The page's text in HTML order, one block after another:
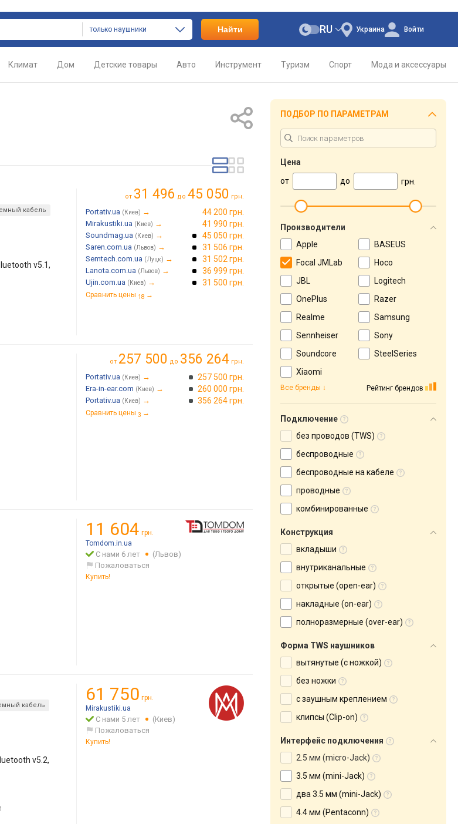
только наушники Найти Украина
RU Войти
Климат Дом Детские товары Авто Инструмент Туризм Спорт Мода и аксессуары
кабель
v5.1,
от 31 496 до 45 050 грн.
Portativ.ua (Киев) → 44 200 грн.
Mirakustiki.ua (Киев) → 41 990 грн.
Soundmag.ua (Киев) → 45 050 грн.
Saren.com.ua (Львов) → 31 506 грн.
Semtech.com.ua (Луцк) → 31 502 грн.
Lanota.com.ua (Львов) → 36 999 грн.
Ujin.com.ua (Киев) → 31 500 грн.
Сравнить цены 18 →
от 257 500 до 356 264 грн.
Portativ.ua (Киев) → 257 500 грн.
Era-in-ear.com (Киев) → 260 000 грн.
Portativ.ua (Киев) → 356 264 грн.
Сравнить цены 3 →
11 604 грн.
Tomdom.in.ua
С нами 6 лет
(Львов)
Пожаловаться
Купить!
кабель
v5.2,
1
61 750 грн.
Mirakustiki.ua
С нами 5 лет
(Киев)
Пожаловаться
Купить!
ПОДБОР ПО ПАРАМЕТРАМ
Цена
от
до грн.
Производители
Apple
BASEUS
Focal JMLab
Hoco
JBL
Logitech
OnePlus
Razer
Realme
Samsung
Sennheiser
Sony
Soundcore
SteelSeries
Xiaomi
Рейтинг брендов
Все бренды
Подключение
без проводов (TWS)
беспроводные
беспроводные на кабеле
проводные
комбинированные
Конструкция
вкладыши
внутриканальные
открытые (open-ear)
накладные (on-ear)
полноразмерные (over-ear)
Форма TWS наушников
вытянутые (с ножкой)
без ножки
с заушным креплением
клипсы (Clip-on)
Интерфейс подключения
2.5 мм (micro-Jack)
3.5 мм (mini-Jack)
два 3.5 мм (mini-Jack)
4.4 мм (Pentaconn)